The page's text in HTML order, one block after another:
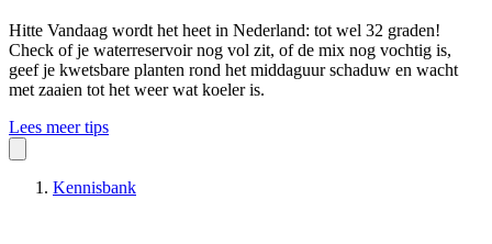
Hitte Vandaag wordt het heet in Nederland: tot wel 32 graden!
Check of je waterreservoir nog vol zit, of de mix nog vochtig is,
geef je kwetsbare planten rond het middaguur schaduw en wacht
met zaaien tot het weer wat koeler is.
Lees meer tips
Kennisbank